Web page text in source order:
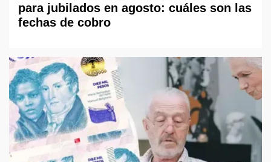
para jubilados en agosto: cuáles son las
fechas de cobro